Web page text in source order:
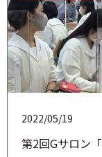
第2回Gサロン
2022/05/19